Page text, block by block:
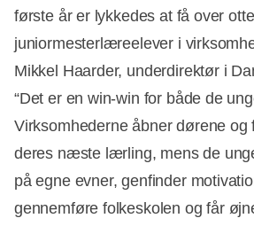
første år er lykkedes at få over
juniormesterlæreelever i
Mikkel Haarder, underdirektør i
“Det er en win-win for både de
Virksomhederne åbner dørene og
deres næste lærling, mens de
på egne evner, genfinder
gennemføre folkeskolen og får